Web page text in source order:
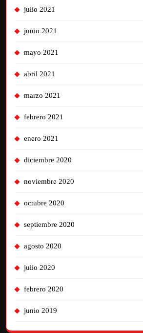
julio 2021
junio 2021
mayo 2021
abril 2021
marzo 2021
febrero 2021
enero 2021
diciembre 2020
noviembre 2020
octubre 2020
septiembre 2020
agosto 2020
julio 2020
febrero 2020
junio 2019